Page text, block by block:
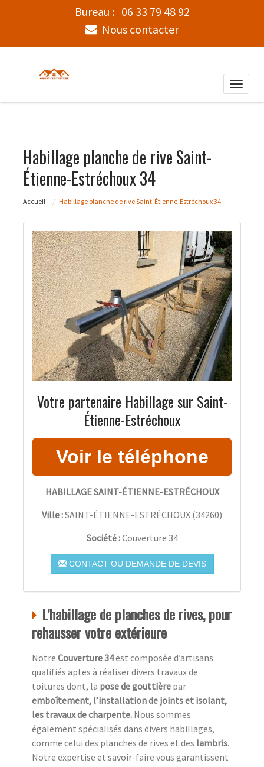
Bureau : 06 33 79 48 92
Nous contacter
Toggle
Habillage planche de rive Saint-
Étienne-Estréchoux 34
Accueil Habillage planche de rive Saint-Étienne-Estréchoux 34
Votre partenaire Habillage sur Saint-
Étienne-Estréchoux
HABILLAGE SAINT-ÉTIENNE-ESTRÉCHOUX
Ville :SAINT-ÉTIENNE-ESTRÉCHOUX (34260)
Société :Couverture 34
CONTACT OU DEMANDE DE DEVIS
L’habillage de planches de rives, pour
rehausser votre extérieure
Notre Couverture 34est composée d’artisans
qualifiés aptes à réaliser divers travaux de
toitures dont, la pose de gouttière par
emboîtement, l’installation de joints et isolant,
les travaux de charpente. Nous sommes
également spécialisés dans divers habillages,
comme celui des planches de rives et des lambris.
Notre expertise et savoir-faire vous garantissent